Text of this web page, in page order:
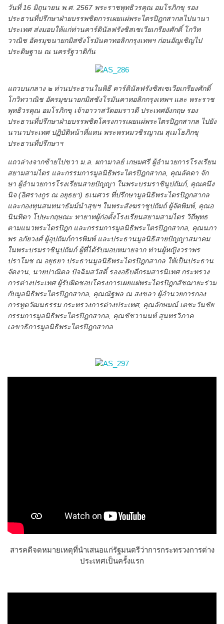
วันที่ 16 มิถุนายน พ.ศ. 2567 พระราชพุทธิวรคุณ อมโรภิกขุ รอง
ประธานที่ปรึกษาฝ่ายบรรพชิตการเผยแผ่พระไตรปิฎกสากลไปนานา
ประเทศ ส่งมอบให้แก่ท่านคาร์ดินัลฟรังซิสเซเวียเกรียงศักดิ์ โกวิท
วาณิช อัครมุขนายกมิสซังโรมันคาทอลิกกรุงเทพฯ ก่อนอัญเชิญไป
ประดิษฐาน ณ นครรัฐวาติกัน
แถวบนกลาง ๒ ท่านประธานในพิธี คาร์ดินัลฟรังซิสเซเวียเกรียงศักดิ์
โกวิทวาณิช อัครมุขนายกมิสซังโรมันคาทอลิกกรุงเทพฯ และ พระราช
พุทธิวรคุณ อมโรภิกขุ เจ้าอาวาสวัดอมราวดี ประเทศอังกฤษ รอง
ประธานที่ปรึกษาฝ่ายบรรพชิตโครงการเผยแผ่พระไตรปิฎกสากล ไปยัง
นานาประเทศ ปฏิบัติหน้าที่แทน พระพรหมวชิรญาณ สุเมโธภิกขุ
ประธานที่ปรึกษาฯ
แถวล่างจากซ้ายไปขวา ม.ล. ผกามาลย์ เกษมศรี ผู้อำนวยการโรงเรียน
สยามสามไตร และกรรมการมูลนิธิพระไตรปิฎกสากล, คุณลัดดา จัก
ษา ผู้อำนวยการโรงเรียนสายปัญญา ในพระบรมราชินูปถัมภ์, คุณคนึง
นิจ (อิศรางกูร ณ อยุธยา) ธเนศวร ที่ปรึกษามูลนิธิพระไตรปิฎกสากล
และกองทุนสนทนาธัมม์นำสุขฯ ในพระสังฆราชูปถัมถ์ ผู้จัดพิมพ์, คุณอ
นินทิตา โปษะกฤษณะ ทายาทผู้ก่อตั้งโรงเรียนสยามสามไตร วิถีพุทธ
ตามแนวพระไตรปิฎก และกรรมการมูลนิธิพระไตรปิฎกสากล, คุณนภา
พร อภัยวงศ์ ผู้อุปถัมภ์การพิมพ์ และประธานมูลนิธิสายปัญญาสมาคม
ในพระบรมราชินูปถัมภ์ ผู้ที่ได้รับมอบหมายจาก ท่านผู้หญิงวราพร
ปราโมช ณ อยุธยา ประธานมูลนิธิพระไตรปิฎกสากล ให้เป็นประธาน
จัดงาน, นายปาณิดล ปัจฉิมสวัสดิ์ รองอธิบดีกรมสารนิเทศ กระทรวง
การต่างประเทศ ผู้รับผิดชอบโครงการเผยแผ่พระไตรปิฎกสัชฌายะร่วม
กับมูลนิธิพระไตรปิฎกสากล, คุณณัฐพล ณ สงขลา ผู้อำนวยการกอง
การทูตวัฒนธรรม กระทรวงการต่างประเทศ, คุณลักษมณ์ เตชะวันชัย
กรรมการมูลนิธิพระไตรปิฎกสากล, คุณชัชวานนท์ สุนทรวิภาค
เลขาธิการมูลนิธิพระไตรปิฎกสากล
สารคดีจดหมายเหตุที่นำเสนอแก่รัฐมนตรีว่าการกระทรวงการต่าง
ประเทศเป็นครั้งแรก